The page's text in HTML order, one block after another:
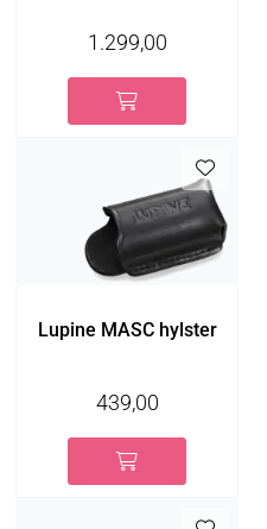
1.299,00
Lupine MASC hylster
439,00